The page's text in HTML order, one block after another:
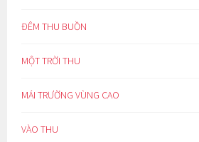
ĐÊM THU BUỒN
MỘT TRỜI THU
MÁI TRƯỜNG VÙNG CAO
VÀO THU